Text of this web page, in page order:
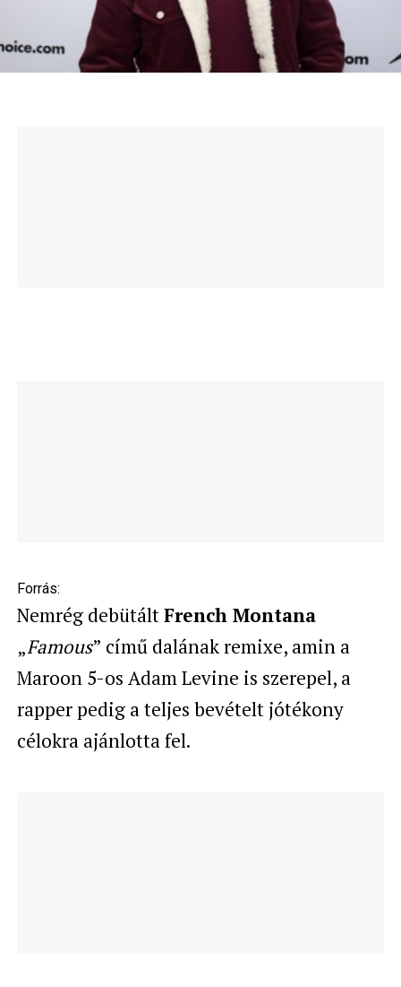
Forrás:
Nemrég debütáltFrench Montana
„Famous” című dalának remixe, amin a
Maroon 5-os Adam Levine is szerepel, a
rapper pedig a teljes bevételt jótékony
célokra ajánlotta fel.